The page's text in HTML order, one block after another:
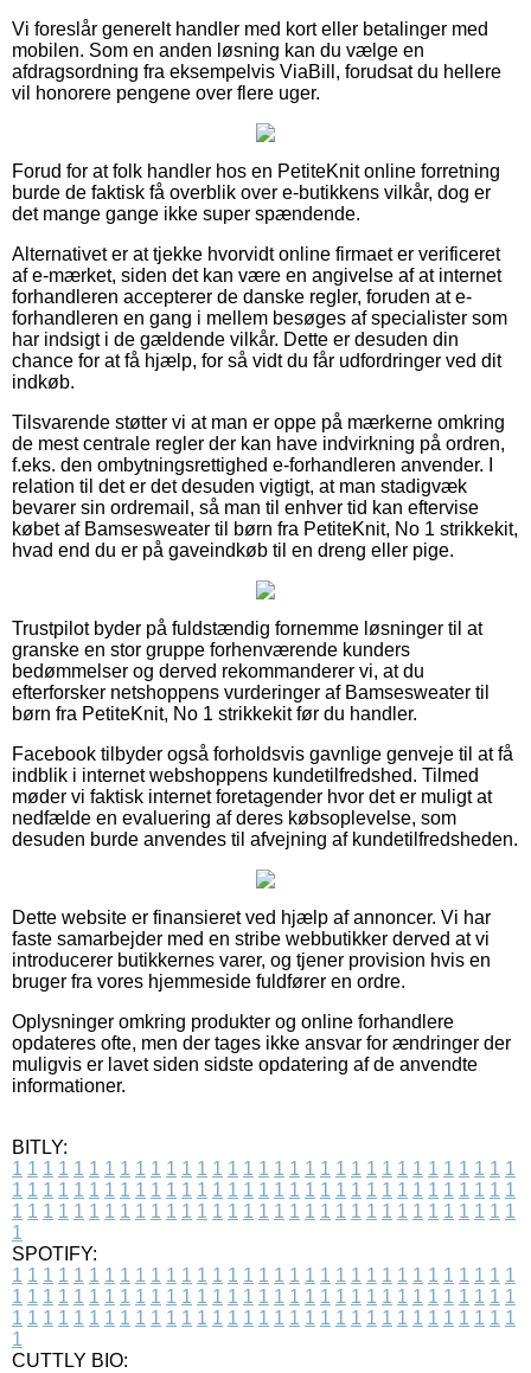
Vi foreslår generelt handler med kort eller betalinger med
mobilen. Som en anden løsning kan du vælge en
afdragsordning fra eksempelvis ViaBill, forudsat du hellere
vil honorere pengene over flere uger.
Forud for at folk handler hos en PetiteKnit online forretning
burde de faktisk få overblik over e-butikkens vilkår, dog er
det mange gange ikke super spændende.
Alternativet er at tjekke hvorvidt online firmaet er verificeret
af e-mærket, siden det kan være en angivelse af at internet
forhandleren accepterer de danske regler, foruden at e-
forhandleren en gang i mellem besøges af specialister som
har indsigt i de gældende vilkår. Dette er desuden din
chance for at få hjælp, for så vidt du får udfordringer ved dit
indkøb.
Tilsvarende støtter vi at man er oppe på mærkerne omkring
de mest centrale regler der kan have indvirkning på ordren,
f.eks. den ombytningsrettighed e-forhandleren anvender. I
relation til det er det desuden vigtigt, at man stadigvæk
bevarer sin ordremail, så man til enhver tid kan eftervise
købet af Bamsesweater til børn fra PetiteKnit, No 1 strikkekit,
hvad end du er på gaveindkøb til en dreng eller pige.
Trustpilot byder på fuldstændig fornemme løsninger til at
granske en stor gruppe forhenværende kunders
bedømmelser og derved rekommanderer vi, at du
efterforsker netshoppens vurderinger af Bamsesweater til
børn fra PetiteKnit, No 1 strikkekit før du handler.
Facebook tilbyder også forholdsvis gavnlige genveje til at få
indblik i internet webshoppens kundetilfredshed. Tilmed
møder vi faktisk internet foretagender hvor det er muligt at
nedfælde en evaluering af deres købsoplevelse, som
desuden burde anvendes til afvejning af kundetilfredsheden.
Dette website er finansieret ved hjælp af annoncer. Vi har
faste samarbejder med en stribe webbutikker derved at vi
introducerer butikkernes varer, og tjener provision hvis en
bruger fra vores hjemmeside fuldfører en ordre.
Oplysninger omkring produkter og online forhandlere
opdateres ofte, men der tages ikke ansvar for ændringer der
muligvis er lavet siden sidste opdatering af de anvendte
informationer.
BITLY:
1 1 1 1 1 1 1 1 1 1 1 1 1 1 1 1 1 1 1 1 1 1 1 1 1 1 1 1 1 1 1 1 1
1 1 1 1 1 1 1 1 1 1 1 1 1 1 1 1 1 1 1 1 1 1 1 1 1 1 1 1 1 1 1 1 1
1 1 1 1 1 1 1 1 1 1 1 1 1 1 1 1 1 1 1 1 1 1 1 1 1 1 1 1 1 1 1 1 1
1
SPOTIFY:
1 1 1 1 1 1 1 1 1 1 1 1 1 1 1 1 1 1 1 1 1 1 1 1 1 1 1 1 1 1 1 1 1
1 1 1 1 1 1 1 1 1 1 1 1 1 1 1 1 1 1 1 1 1 1 1 1 1 1 1 1 1 1 1 1 1
1 1 1 1 1 1 1 1 1 1 1 1 1 1 1 1 1 1 1 1 1 1 1 1 1 1 1 1 1 1 1 1 1
1
CUTTLY BIO: